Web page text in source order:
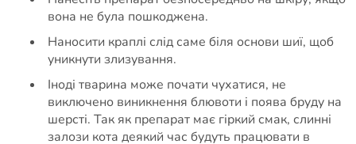
вона не була пошкоджена.
Наносити краплі слід саме біля основи шиї, щоб
уникнути злизування.
Іноді тварина може почати чухатися, не
виключено виникнення блювоти і поява бруду на
шерсті. Так як препарат має гіркий смак, слинні
залози кота деякий час будуть працювати в